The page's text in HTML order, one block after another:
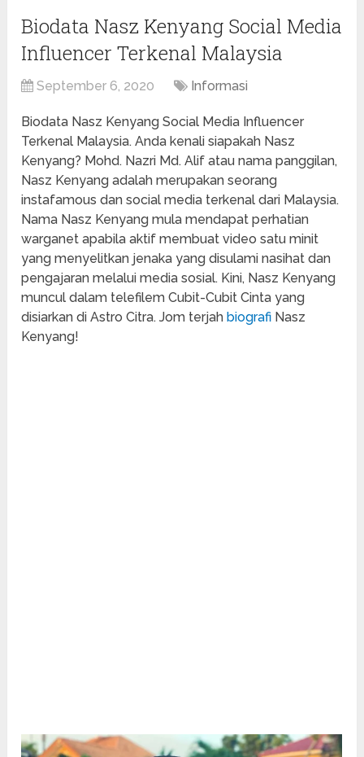
Biodata Nasz Kenyang Social Media
Influencer Terkenal Malaysia
September 6, 2020 Informasi
Biodata Nasz Kenyang Social Media Influencer
Terkenal Malaysia. Anda kenali siapakah Nasz
Kenyang? Mohd. Nazri Md. Alif atau nama panggilan,
Nasz Kenyang adalah merupakan seorang
instafamous dan social media terkenal dari Malaysia.
Nama Nasz Kenyang mula mendapat perhatian
warganet apabila aktif membuat video satu minit
yang menyelitkan jenaka yang disulami nasihat dan
pengajaran melalui media sosial. Kini, Nasz Kenyang
muncul dalam telefilem Cubit-Cubit Cinta yang
disiarkan di Astro Citra. Jom terjah biografi Nasz
Kenyang!